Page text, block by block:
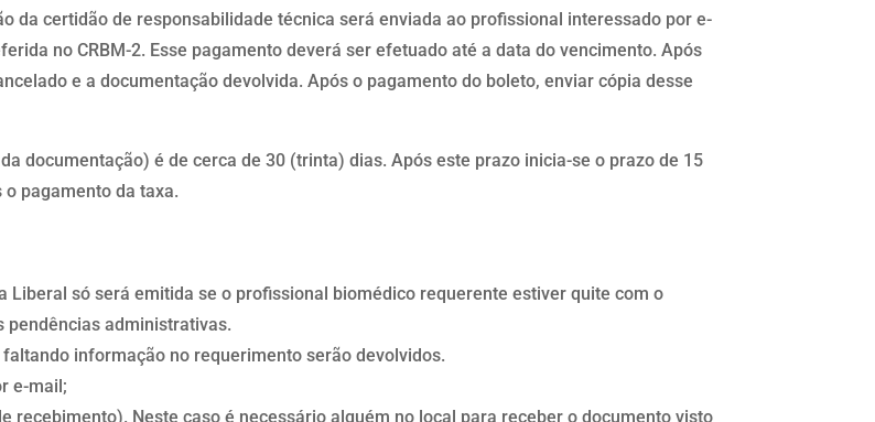
da certidão de responsabilidade técnica será enviada ao profissional interessado por e-
no CRBM-2. Esse pagamento deverá ser efetuado até a data do vencimento. Após
e a documentação devolvida. Após o pagamento do boleto, enviar cópia desse
documentação) é de cerca de 30 (trinta) dias. Após este prazo inicia-se o prazo de 15
pagamento da taxa.
Liberal só será emitida se o profissional biomédico requerente estiver quite com o
pendências administrativas.
informação no requerimento serão devolvidos.
e-mail;
recebimento). Neste caso é necessário alguém no local para receber o documento visto